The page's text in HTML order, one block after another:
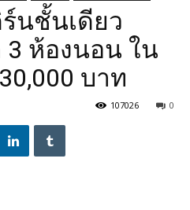
นชั้นเดียว
3 ห้องนอน ใน
บาท
0
107026